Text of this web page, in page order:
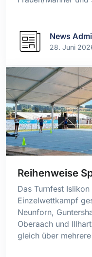
News
28. Juni
Reihenweise
Das Turnfest
Einzelwettkampf
Neunforn,
Oberaach und
gleich über mehrere